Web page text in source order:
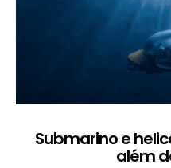
Submarino e
além